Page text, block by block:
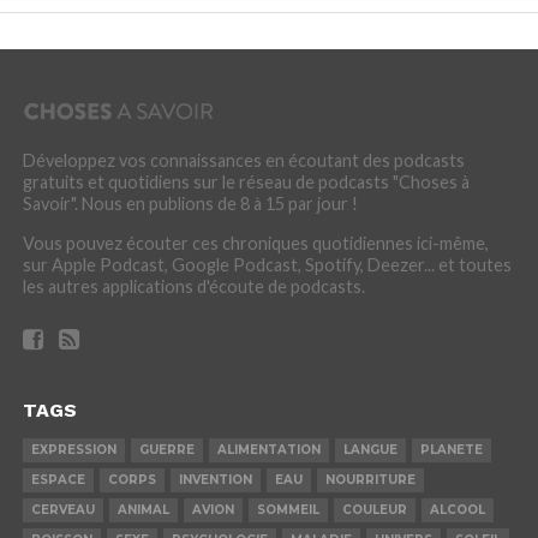
Développez vos connaissances en écoutant des podcasts
gratuits et quotidiens sur le réseau de podcasts "Choses à
Savoir". Nous en publions de 8 à 15 par jour !
Vous pouvez écouter ces chroniques quotidiennes ici-même,
sur Apple Podcast, Google Podcast, Spotify, Deezer... et toutes
les autres applications d'écoute de podcasts.
TAGS
EXPRESSION GUERRE ALIMENTATION LANGUE
PLANETE
ESPACE
CORPS INVENTION EAU
NOURRITURE
CERVEAU
ANIMAL AVION SOMMEIL COULEUR
ALCOOL